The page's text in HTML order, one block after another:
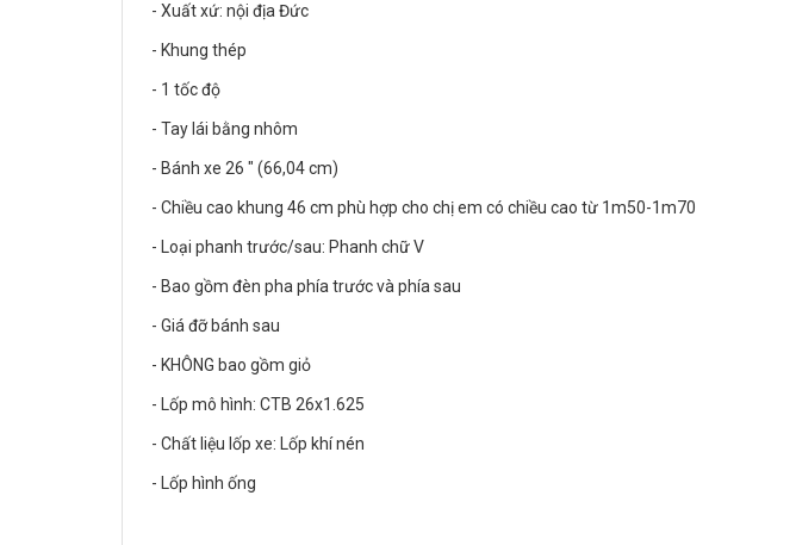
- Xuất xứ: nội địa Đức
- Khung thép
- 1 tốc độ
- Tay lái bằng nhôm
- Bánh xe 26 " (66,04 cm)
- Chiều cao khung 46 cm phù hợp cho chị em có chiều cao từ 1m50-1m70
- Loại phanh trước/sau: Phanh chữ V
- Bao gồm đèn pha phía trước và phía sau
- Giá đỡ bánh sau
- KHÔNG bao gồm giỏ
- Lốp mô hình: CTB 26x1.625
- Chất liệu lốp xe: Lốp khí nén
- Lốp hình ống